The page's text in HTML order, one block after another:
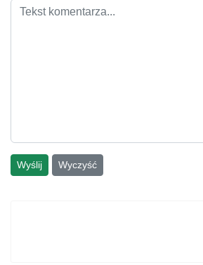
Wyślij Wyczyść